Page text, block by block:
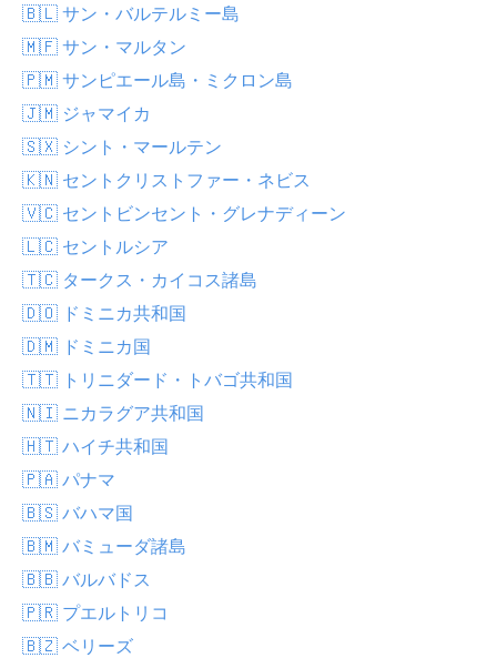
🇧🇱 サン・バルテルミー島
🇲🇫 サン・マルタン
🇵🇲 サンピエール島・ミクロン島
🇯🇲 ジャマイカ
🇸🇽 シント・マールテン
🇰🇳 セントクリストファー・ネビス
🇻🇨 セントビンセント・グレナディーン
🇱🇨 セントルシア
🇹🇨 タークス・カイコス諸島
🇩🇴 ドミニカ共和国
🇩🇲 ドミニカ国
🇹🇹 トリニダード・トバゴ共和国
🇳🇮 ニカラグア共和国
🇭🇹 ハイチ共和国
🇵🇦 パナマ
🇧🇸 バハマ国
🇧🇲 バミューダ諸島
🇧🇧 バルバドス
🇵🇷 プエルトリコ
🇧🇿 ベリーズ